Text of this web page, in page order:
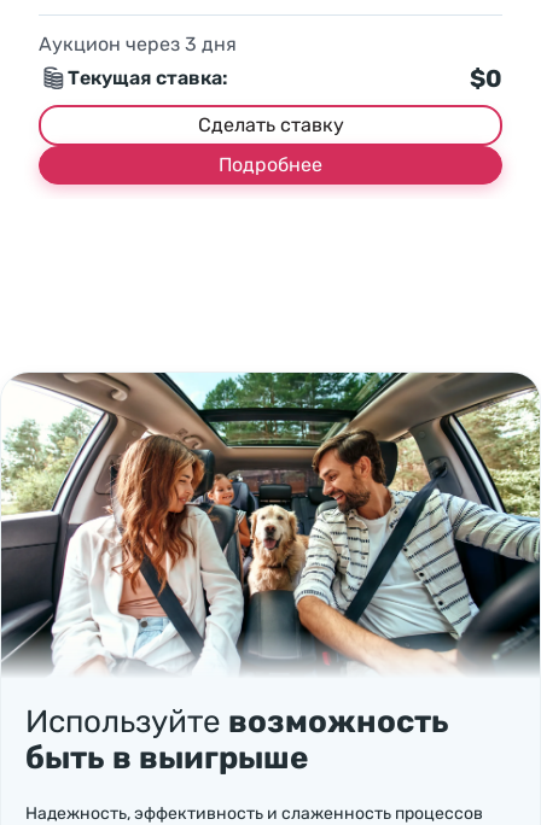
Аукцион через 3 дня
Текущая ставка:
$0
Сделать ставку
Подробнее
Используйте возможность
быть в выигрыше
Надежность, эффективность и слаженность процессов